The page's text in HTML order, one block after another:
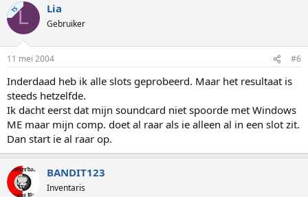
TSL Lia
Gebruiker
11 mei 2004 #6
Inderdaad heb ik alle slots geprobeerd. Maar het resultaat is
steeds hetzelfde.
Ik dacht eerst dat mijn soundcard niet spoorde met Windows
ME maar mijn comp. doet al raar als ie alleen al in een slot zit.
Dan start ie al raar op.
BANDIT123
Inventaris